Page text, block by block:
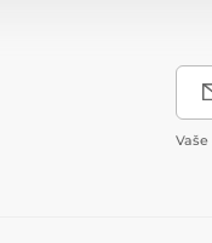
Vaše